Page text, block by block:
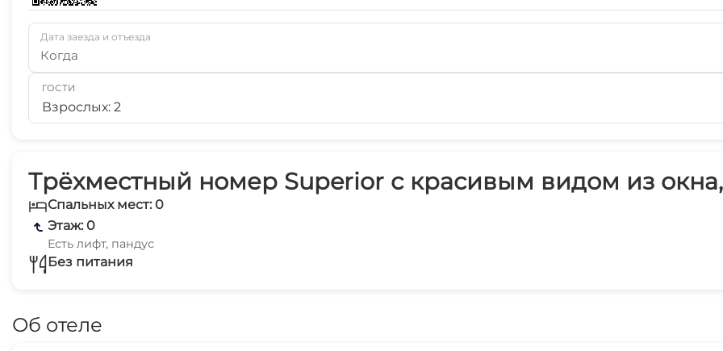
Трёхместный номер Superior с красивым видом из
Спальных мест: 0
Этаж: 0
Есть лифт, пандус
Без питания
Об отеле
Дата заезда и отъезда
Когда
ГОСТИ
Взрослых: 2